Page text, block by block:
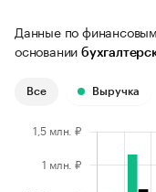
Данные по
основании
Все Выручка